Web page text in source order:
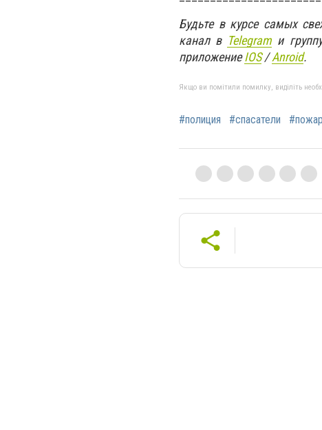
Будьте в курсе самых
канал в Telegram и
приложениеIOS/Anroid.
Якщо ви помітили помилку, виділіть
#полиция #спасатели